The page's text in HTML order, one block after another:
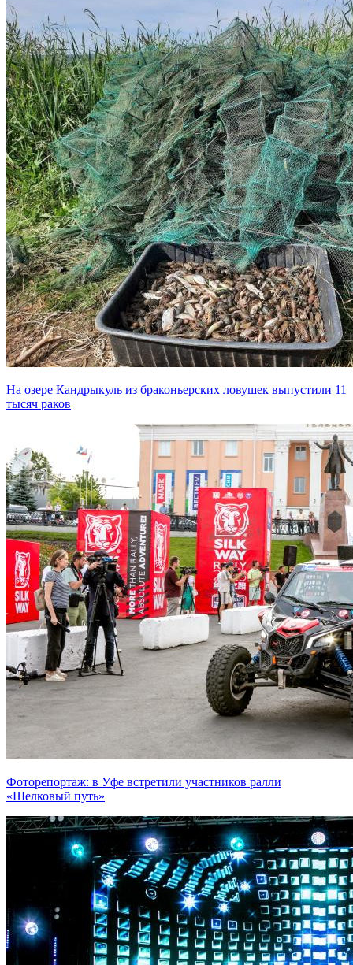
На озере Кандрыкуль из браконьерских ловушек выпустили 11
тысяч раков
Фоторепортаж: в Уфе встретили участников ралли
«Шелковый путь»